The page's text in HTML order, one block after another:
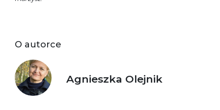
O autorce
Agnieszka Olejnik